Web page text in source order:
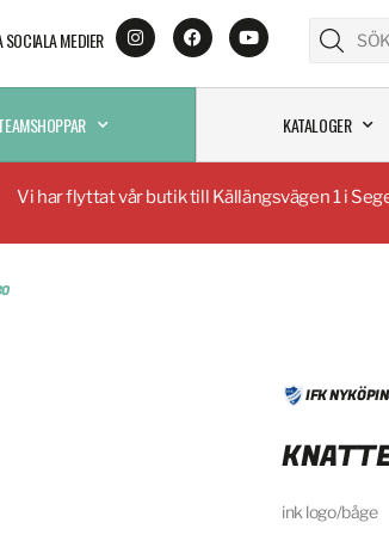
SOCIALA MEDIER
KATALOGER
Vi har flyttat vår butik till Källängsvägen 1 i
IFK
ink logo/båge